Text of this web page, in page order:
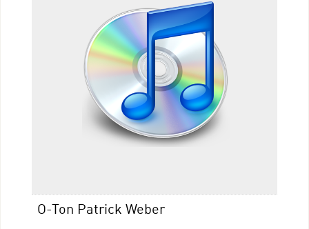
O-Ton Patrick Weber